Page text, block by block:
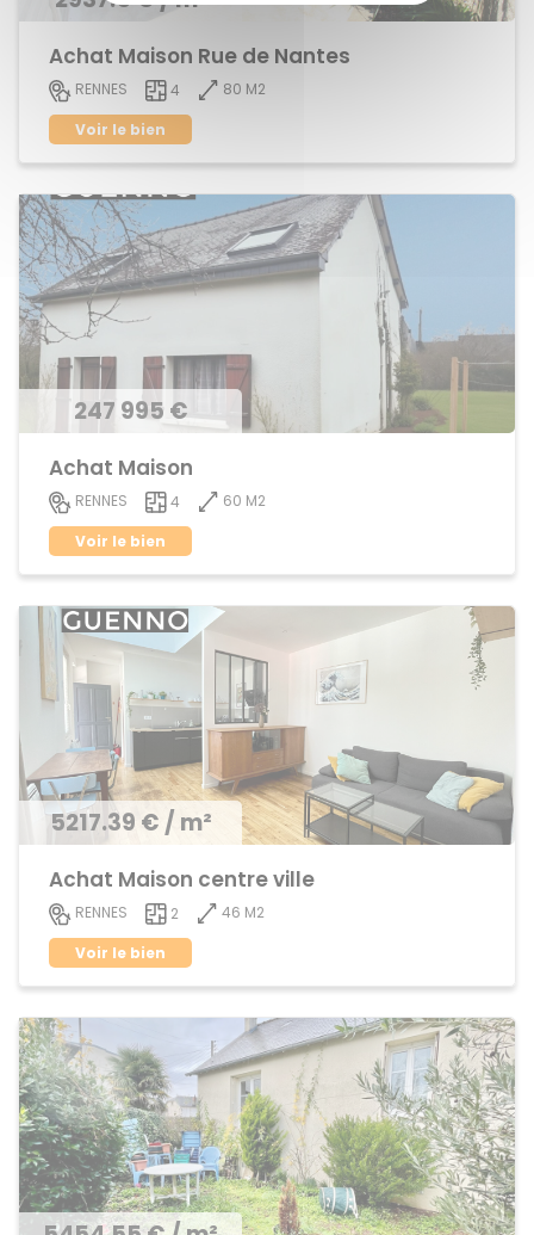
Achat Maison Rue de Nantes
RENNES 4
80 M2
Voir le bien
247 995 €
Achat Maison
RENNES 4
60 M2
Voir le bien
5217.39 € / m²
Achat Maison centre ville
RENNES 2
46 M2
Voir le bien